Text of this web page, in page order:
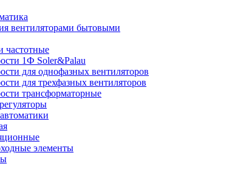
вентиляторами бытовыми
частотные
1Ф Soler&Palau
для однофазных вентиляторов
для трехфазных вентиляторов
трансформаторные
элементы